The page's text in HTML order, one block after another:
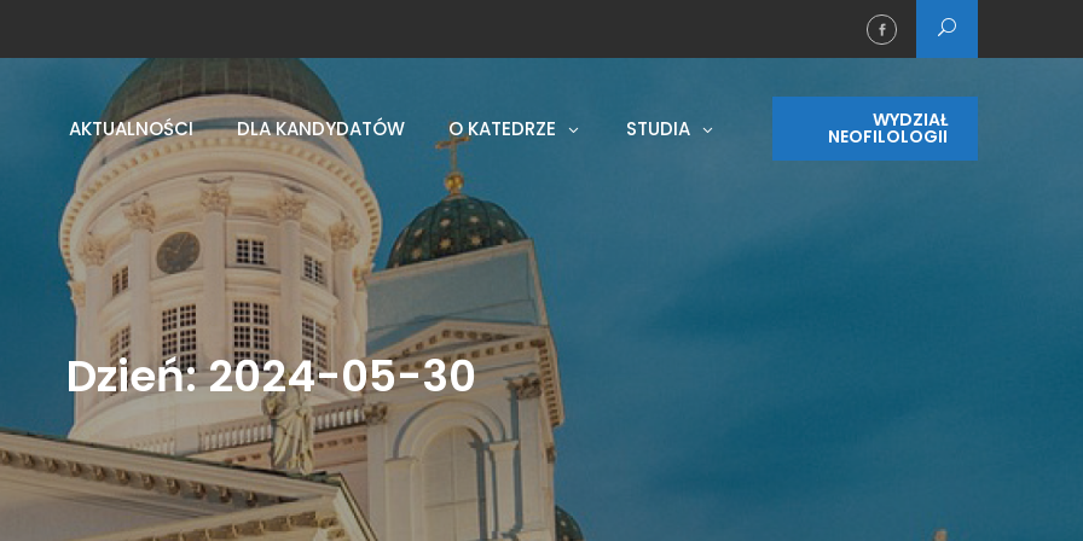
AKTUALNOŚCI DLA KANDYDATÓW O KATEDRZE STUDIA WYDZIAŁ
NEOFILOLOGII
Dzień:2024-05-30